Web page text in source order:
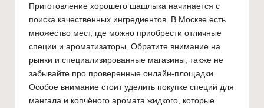
Приготовление хорошего шашлыка начинается с
поиска качественных ингредиентов. В Москве есть
множество мест, где можно приобрести отличные
специи и ароматизаторы. Обратите внимание на
рынки и специализированные магазины, также не
забывайте про проверенные онлайн-площадки.
Особое внимание стоит уделить покупке специй для
мангала и копчёного аромата жидкого, которые